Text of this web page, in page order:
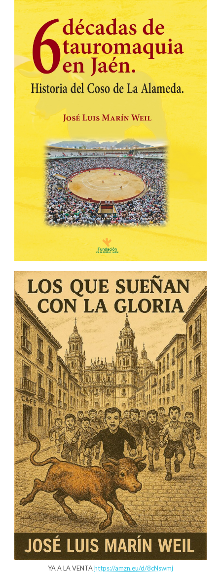
YA A LA VENTAhttps://amzn.eu/d/8cNswmj